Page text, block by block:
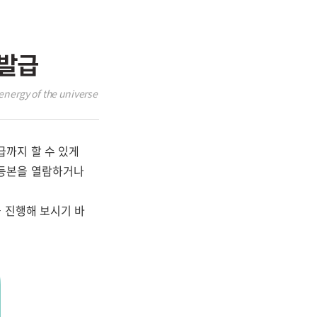
급
of the universe
까지 할 수 있게
본을 열람하거나
행해 보시기 바